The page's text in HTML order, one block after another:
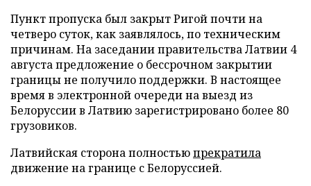
Пункт пропуска был закрыт Ригой почти на
четверо суток, как заявлялось, по техническим
причинам. На заседании правительства Латвии 4
августа предложение о бессрочном закрытии
границы не получило поддержки. В настоящее
время в электронной очереди на выезд из
Белоруссии в Латвию зарегистрировано более 80
грузовиков.
Латвийская сторона полностьюпрекратила
движение на границе с Белоруссией.